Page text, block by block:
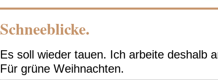
Schneeblicke.
Es soll wieder tauen. Ich arbeite deshalb
Für grüne Weihnachten.